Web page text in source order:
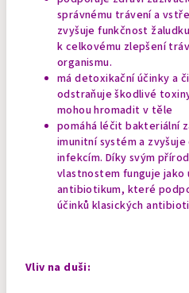
správnému trávení a
zvyšuje funkčnost
k celkovému zlepšení
organismu.
má detoxikační účinky a
odstraňuje škodlivé
mohou hromadit v těle
pomáhá léčit bakteriální
imunitní systém a
infekcím. Díky svým
vlastnostem funguje jako
antibiotikum, které
účinků klasických
Vliv na duši: